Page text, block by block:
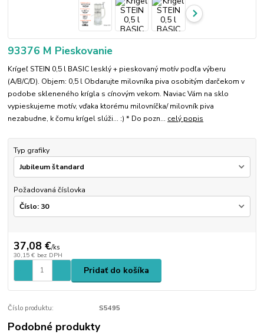
93376 M Pieskovanie
Krígeľ STEIN 0,5 l BASIC lesklý + pieskovaný motív podľa výberu
(A/B/C/D). Objem: 0,5 l Obdarujte milovníka piva osobitým darčekom v
podobe skleneného krígla s cínovým vekom. Naviac Vám na sklo
vypieskujeme motív, vďaka ktorému milovníčka/ milovník piva
nezabudne, k čomu krígel slúži... :) * Do pozn... celý popis
Typ grafiky
Požadovaná číslovka
37,08 €/ks
30,15 € bez DPH
Pridať do košíka
Číslo produktu: S5495
Podobné produkty